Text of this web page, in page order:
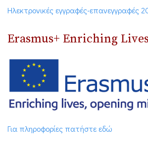
Ηλεκτρονικές εγγραφές-επανεγγραφές
Erasmus+ Enriching
Για πληροφορίες πατήστε εδώ